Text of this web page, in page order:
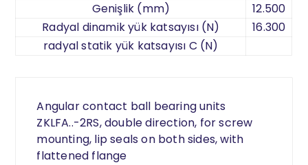
Genişlik (mm)
12.500
Radyal dinamik yük katsayısı (N)
16.300
radyal statik yük katsayısı C (N)
Angular contact ball bearing units
ZKLFA..-2RS, double direction, for screw
mounting, lip seals on both sides, with
flattened flange